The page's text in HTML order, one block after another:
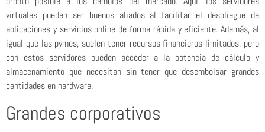
virtuales pueden ser buenos aliados al facilitar el despliegue de
aplicaciones y servicios online de forma rápida y eficiente. Además, al
igual que las pymes, suelen tener recursos financieros limitados, pero
con estos servidores pueden acceder a la potencia de cálculo y
almacenamiento que necesitan sin tener que desembolsar grandes
cantidades en hardware.
Grandes corporativos